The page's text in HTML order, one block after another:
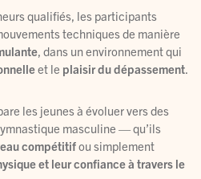
qualifiés, les participants
techniques de manière
, dans un environnement qui
et le plaisir du dépassement
les jeunes à évoluer vers des
masculine — qu’ils
compétitifou simplement
et leur confiance à travers le